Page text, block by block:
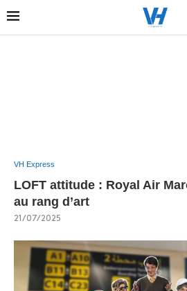
VH Express
LOFT attitude : Royal Air
au rang d’art
21/07/2025